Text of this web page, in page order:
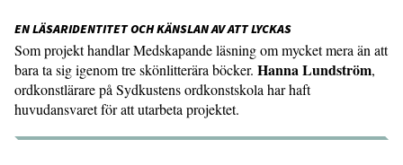
EN LÄSARIDENTITET OCH KÄNSLAN AV ATT LYCKAS
Som projekt handlar Medskapande läsning om mycket mera än att
bara ta sig igenom tre skönlitterära böcker. Hanna Lundström,
ordkonstlärare på Sydkustens ordkonstskola har haft
huvudansvaret för att utarbeta projektet.